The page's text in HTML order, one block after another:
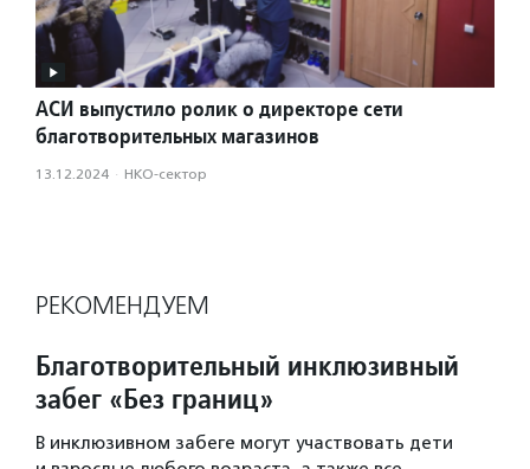
АСИ выпустило ролик о директоре сети
благотворительных магазинов
13.12.2024 · НКО-сектор
РЕКОМЕНДУЕМ
Благотворительный инклюзивный
забег «Без границ»
В инклюзивном забеге могут участвовать дети